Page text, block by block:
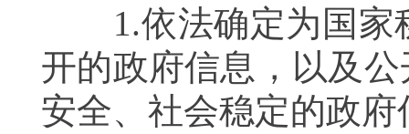
1.依法确定为国家
开的政府信息，以及
安全、社会稳定的政